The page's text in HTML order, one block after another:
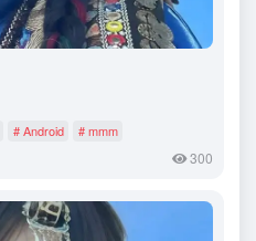
# Android # mmm
300